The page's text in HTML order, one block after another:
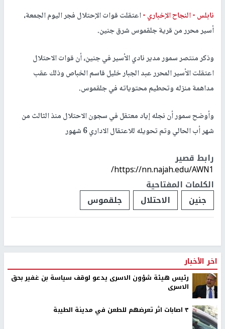
نابلس -النجاح الإخباري -اعتقلت قوات الإحتلال فجر اليوم الجمعة،
أسير محرر من قرية جلقموس شرق جنين.
وذكر منتصر سمور مدير نادي الأسير في جنين، أن قوات الاحتلال
اعتقلت الأسير المحرر عبد الجبار خليل قاسم الخباص وذلك عقب
مداهمة منزله وتحطيم محتوياته في جلقموس.
وأوضح سمور أن نجله إياد معتقل في سجون الاحتلال منذ الثالث من
شهر أب الحالي وتم تحويله للاعتقال الاداري 6 شهور
رابط قصير
https://nn.najah.edu/AWN1/
الكلمات المفتاحية
جنين
الاحتلال جلقموس
اخر الأخبار
رئيس هيئة شؤون الاسرى يدعو لوقف سياسة بن غفير بحق
الاسرى
٣ اصابات اثر تعرضهم للطعن في مدينة الطيبة